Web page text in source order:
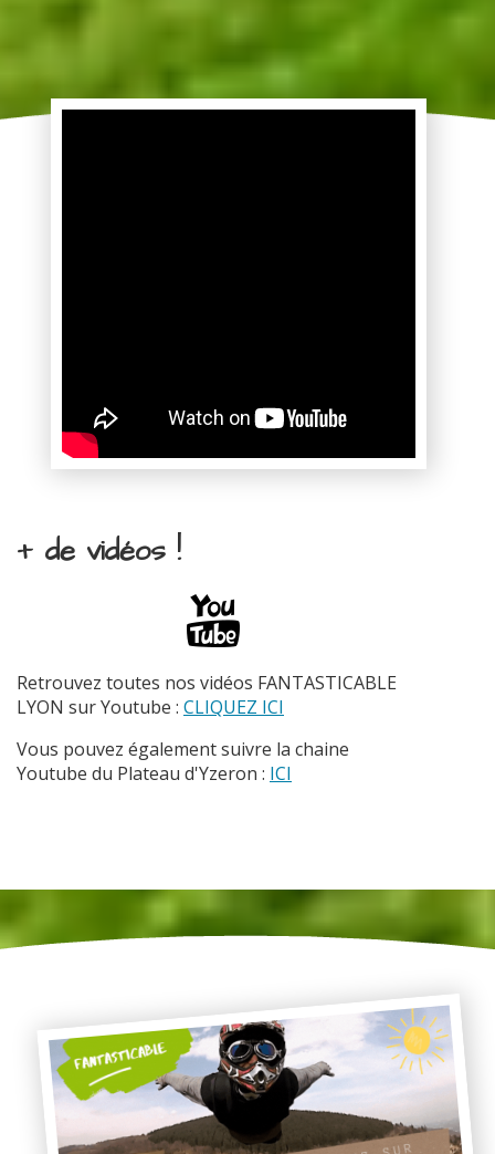
+ de vidéos !
Retrouvez toutes nos vidéos FANTASTICABLE
LYON sur Youtube : CLIQUEZ ICI
Vous pouvez également suivre la chaine
Youtube du Plateau d'Yzeron : ICI